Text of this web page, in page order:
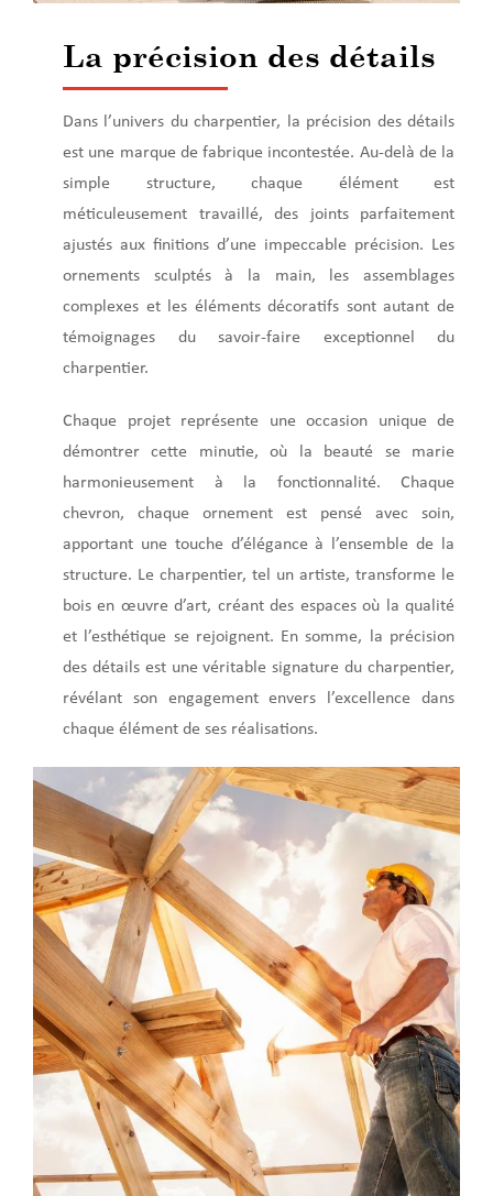
La précision des détails
Dans l’univers du charpentier, la précision des détails
est une marque de fabrique incontestée. Au-delà de la
simple structure, chaque élément est
méticuleusement travaillé, des joints parfaitement
ajustés aux finitions d’une impeccable précision. Les
ornements sculptés à la main, les assemblages
complexes et les éléments décoratifs sont autant de
témoignages du savoir-faire exceptionnel du
charpentier.
Chaque projet représente une occasion unique de
démontrer cette minutie, où la beauté se marie
harmonieusement à la fonctionnalité. Chaque
chevron, chaque ornement est pensé avec soin,
apportant une touche d’élégance à l’ensemble de la
structure. Le charpentier, tel un artiste, transforme le
bois en œuvre d’art, créant des espaces où la qualité
et l’esthétique se rejoignent. En somme, la précision
des détails est une véritable signature du charpentier,
révélant son engagement envers l’excellence dans
chaque élément de ses réalisations.